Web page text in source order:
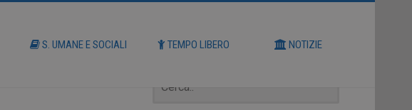
S. UMANE E SOCIALI TEMPO LIBERO NOTIZIE